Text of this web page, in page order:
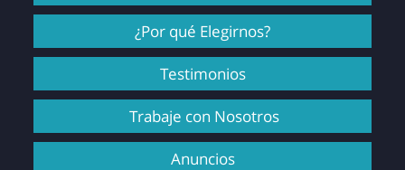
¿Por qué Elegirnos?
Testimonios
Trabaje con Nosotros
Anuncios